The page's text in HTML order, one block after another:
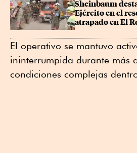
Sheinbaum
Ejército en el
atrapado en El
El operativo se mantuvo
ininterrumpida durante más
condiciones complejas